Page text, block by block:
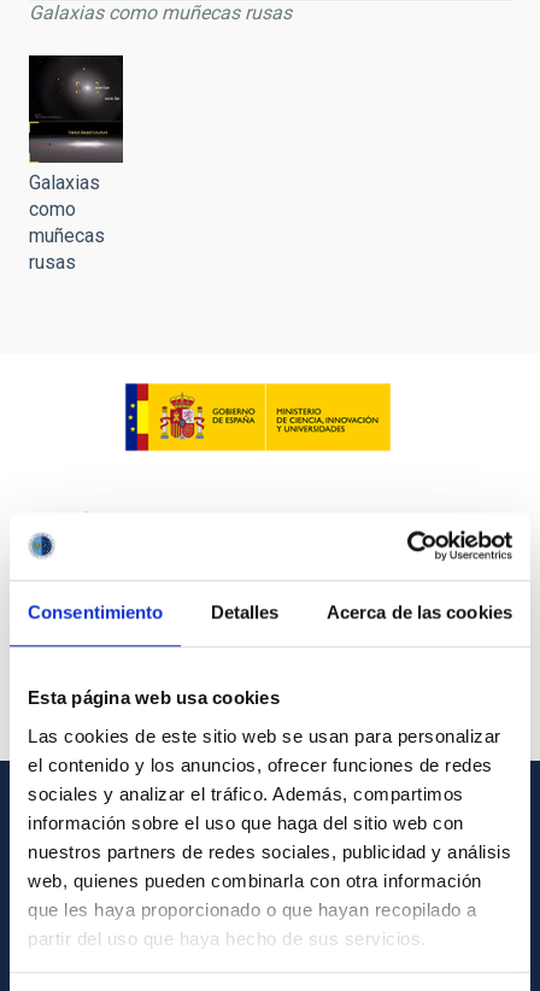
Consentimiento Detalles Acerca de las cookies
Esta página web usa cookies
Las cookies de este sitio web se usan para personalizar
el contenido y los anuncios, ofrecer funciones de redes
sociales y analizar el tráfico. Además, compartimos
información sobre el uso que haga del sitio web con
nuestros partners de redes sociales, publicidad y análisis
web, quienes pueden combinarla con otra información
que les haya proporcionado o que hayan recopilado a
partir del uso que haya hecho de sus servicios.
Galaxias como muñecas rusas
Galaxias
como
muñecas
rusas
INFORMACIÓN GENERAL
Contacto
Cómo llegar al IAC